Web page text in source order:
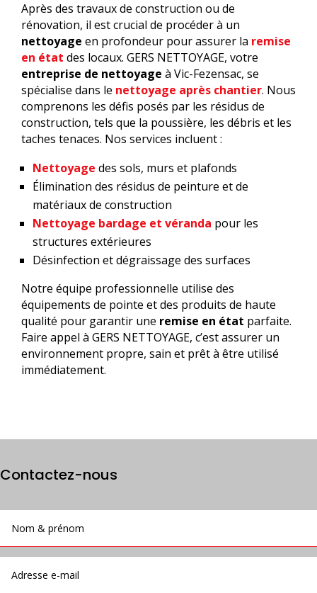
Après des travaux de construction ou de
rénovation, il est crucial de procéder à un
nettoyage en profondeur pour assurer la remise
en état des locaux. GERS NETTOYAGE, votre
entreprise de nettoyage à Vic-Fezensac, se
spécialise dans le nettoyage après chantier. Nous
comprenons les défis posés par les résidus de
construction, tels que la poussière, les débris et les
taches tenaces. Nos services incluent :
Nettoyage des sols, murs et plafonds
Élimination des résidus de peinture et de
matériaux de construction
Nettoyage bardage et véranda pour les
structures extérieures
Désinfection et dégraissage des surfaces
Notre équipe professionnelle utilise des
équipements de pointe et des produits de haute
qualité pour garantir une remise en état parfaite.
Faire appel à GERS NETTOYAGE, c’est assurer un
environnement propre, sain et prêt à être utilisé
immédiatement.
Contactez-nous